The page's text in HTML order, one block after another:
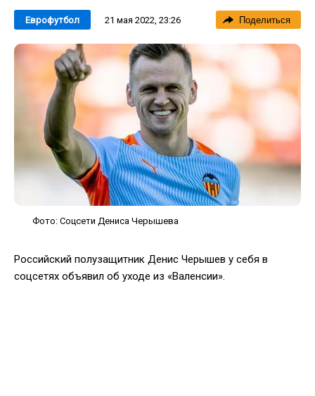
Еврофутбол 21 мая 2022, 23:26 Поделиться
Фото: Соцсети Дениса Черышева
Российский полузащитник Денис Черышев у себя в
соцсетях объявил об уходе из «Валенсии».